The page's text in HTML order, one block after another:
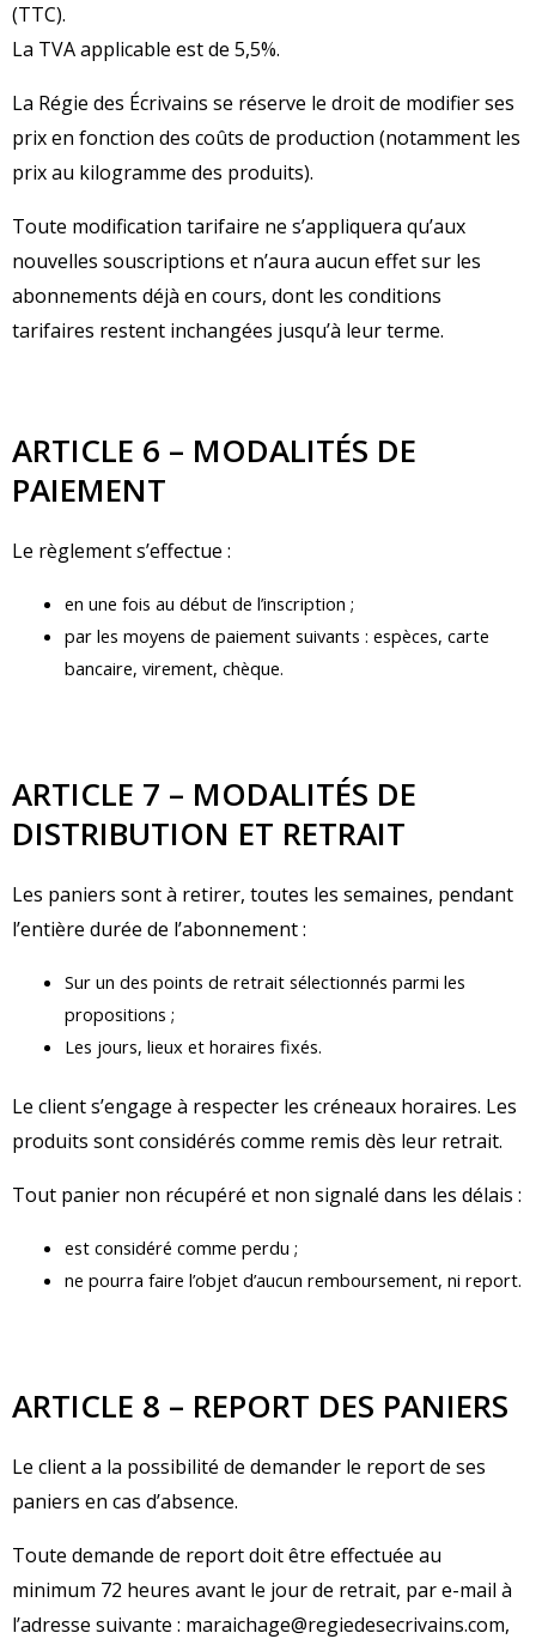
(TTC).
La TVA applicable est de 5,5%.
La Régie des Écrivains se réserve le droit de modifier ses
prix en fonction des coûts de production (notamment les
prix au kilogramme des produits).
Toute modification tarifaire ne s’appliquera qu’aux
nouvelles souscriptions et n’aura aucun effet sur les
abonnements déjà en cours, dont les conditions
tarifaires restent inchangées jusqu’à leur terme.
ARTICLE 6 – MODALITÉS DE
PAIEMENT
Le règlement s’effectue :
en une fois au début de l’inscription ;
par les moyens de paiement suivants : espèces, carte
bancaire, virement, chèque.
ARTICLE 7 – MODALITÉS DE
DISTRIBUTION ET RETRAIT
Les paniers sont à retirer, toutes les semaines, pendant
l’entière durée de l’abonnement :
Sur un des points de retrait sélectionnés parmi les
propositions ;
Les jours, lieux et horaires fixés.
Le client s’engage à respecter les créneaux horaires. Les
produits sont considérés comme remis dès leur retrait.
Tout panier non récupéré et non signalé dans les délais :
est considéré comme perdu ;
ne pourra faire l’objet d’aucun remboursement, ni report.
ARTICLE 8 – REPORT DES PANIERS
Le client a la possibilité de demander le report de ses
paniers en cas d’absence.
Toute demande de report doit être effectuée au
minimum 72 heures avant le jour de retrait, par e-mail à
l’adresse suivante : maraichage@regiedesecrivains.com,